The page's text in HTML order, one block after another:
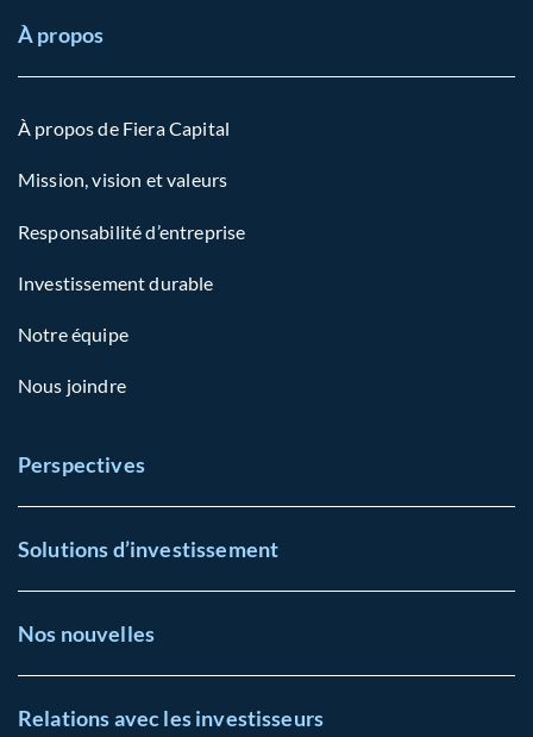
À propos
À propos de Fiera Capital
Mission, vision et valeurs
Responsabilité d’entreprise
Investissement durable
Notre équipe
Nous joindre
Perspectives
Solutions d’investissement
Nos nouvelles
Relations avec les investisseurs